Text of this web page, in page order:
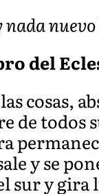
nada
del
cosas,
de todos
y se
sur y gira